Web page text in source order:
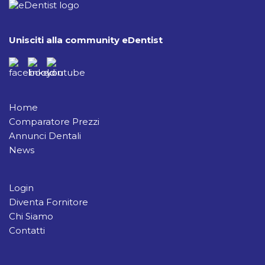
Unisciti alla community eDentist
Home
Comparatore Prezzi
Annunci Dentali
News
Login
Diventa Fornitore
Chi Siamo
Contatti